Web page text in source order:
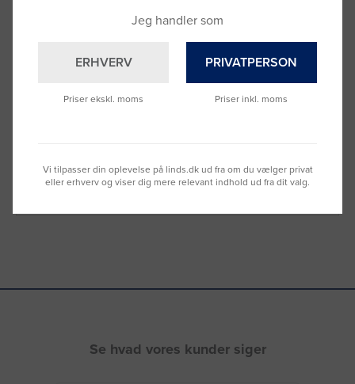
Brug for hjælp?
–se oversigten her
Se hvad vores kunder siger
Jeg handler som
ERHVERV
Priser ekskl. moms
PRIVATPERSON
Priser inkl. moms
Vi tilpasser din oplevelse på linds.dk ud fra om du vælger privat
eller erhverv og viser dig mere relevant indhold ud fra dit valg.